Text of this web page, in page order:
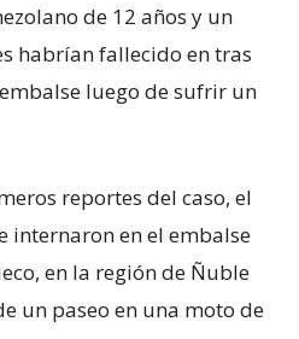
de 12 años y un
habrían fallecido en tras
luego de sufrir un
reportes del caso, el
internaron en el embalse
en la región de Ñuble
un paseo en una moto de